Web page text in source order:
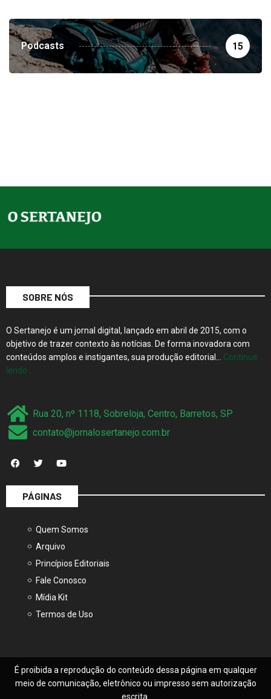
Podcasts 15
SOBRE NÓS
O Sertanejo é um jornal digital, lançado em abril de 2015, com o
objetivo de trazer contexto às notícias. De forma inovadora com
conteúdos amplos e instigantes, sua produção editorial… Continue
lendo…
Rua 20, nº 1118, Sobreloja, Centro, Barretos, SP
contato@jornalosertanejo.com.br
PÁGINAS
Quem Somos
Arquivo
Princípios Editoriais
Fale Conosco
Mídia Kit
Termos de Uso
É proibida a reprodução do conteúdo dessa página em qualquer
meio de comunicação, eletrônico ou impresso sem autorização
escrita.